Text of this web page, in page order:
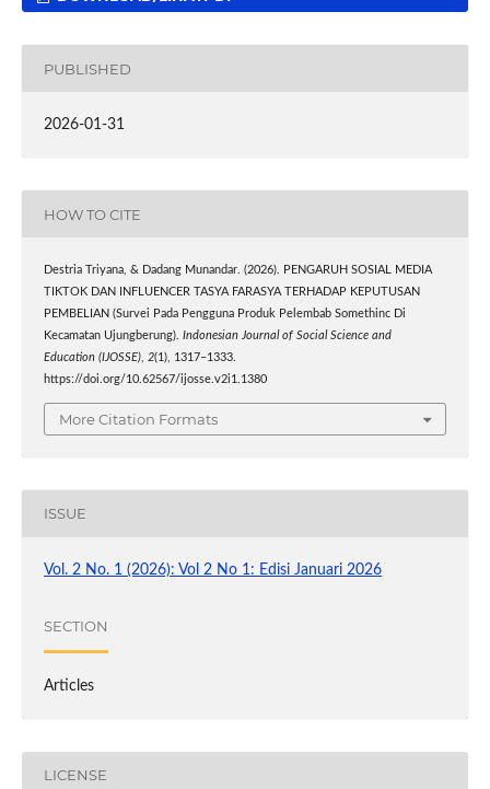
PUBLISHED
2026-01-31
HOW TO CITE
Destria Triyana, & Dadang Munandar. (2026). PENGARUH SOSIAL MEDIA
TIKTOK DAN INFLUENCER TASYA FARASYA TERHADAP KEPUTUSAN
PEMBELIAN (Survei Pada Pengguna Produk Pelembab Somethinc Di
Kecamatan Ujungberung). Indonesian Journal of Social Science and
Education (IJOSSE), 2(1), 1317–1333.
https://doi.org/10.62567/ijosse.v2i1.1380
More Citation Formats
ISSUE
Vol. 2 No. 1 (2026): Vol 2 No 1: Edisi Januari 2026
SECTION
Articles
LICENSE